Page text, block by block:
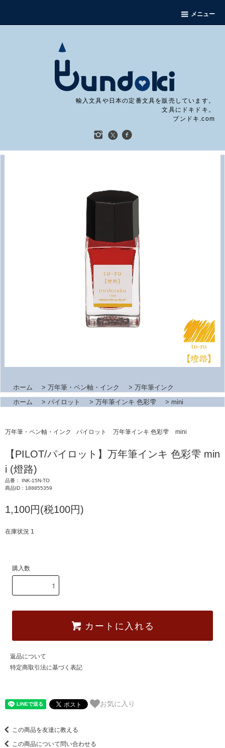
メニュー
輸入文具や日本の定番文具を販売しています。
文具にドキドキ。
ブンドキ.com
ホーム > 万年筆・ペン軸・インク > 万年筆インク
ホーム
> パイロット > 万年筆インキ 色彩雫 > mini
万年筆・ペン軸・インク パイロット 万年筆インキ 色彩雫 mini
【PILOT/パイロット】万年筆インキ 色彩雫 min
i (燈路)
品番： INK-15N-TO
商品ID：188855359
1,100円(税100円)
在庫状況 1
購入数
カートに入れる
返品について
特定商取引法に基づく表記
お気に入り
この商品を友達に教える
この商品について問い合わせる